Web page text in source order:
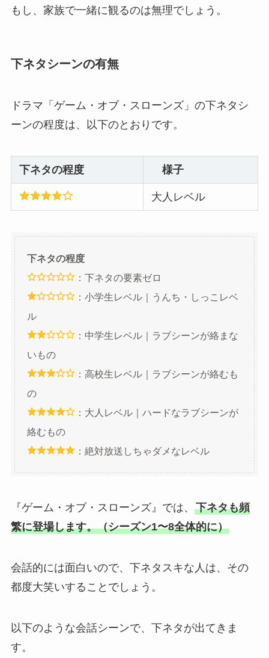
もし、家族で一緒に観るのは無理でしょう。
下ネタシーンの有無
ドラマ「ゲーム・オブ・スローンズ」の下ネタシ
ーンの程度は、以下のとおりです。
下ネタの程度 様子
大人レベル
下ネタの程度
：下ネタの要素ゼロ
：小学生レベル｜うんち・しっこレベ
ル
：中学生レベル｜ラブシーンが絡まな
いもの
：高校生レベル｜ラブシーンが絡むも
の
：大人レベル｜ハードなラブシーンが
絡むもの
：絶対放送しちゃダメなレベル
『ゲーム・オブ・スローンズ』では、 下ネタも頻
繁に登場します。（シーズン1〜8全体的に）
会話的には面白いので、下ネタスキな人は、その
都度大笑いすることでしょう。
以下のような会話シーンで、下ネタが出てきま
す。